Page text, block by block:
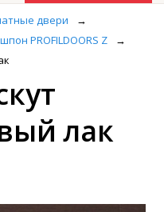
Промо товары
двери
→
PROFILDOORS Z
→
лак